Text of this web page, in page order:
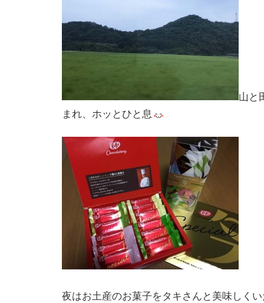
山と
まれ、ホッとひと息
夜はお土産のお菓子をタキさんと美味しく